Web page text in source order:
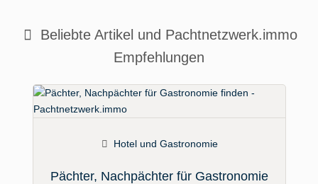
Beliebte Artikel und Pachtnetzwerk.immo
Empfehlungen
Pächter, Nachpächter für Gastronomie
Hotel und Gastronomie